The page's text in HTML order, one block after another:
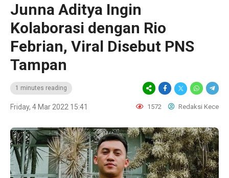
Junna Aditya Ingin
Kolaborasi dengan Rio
Febrian, Viral Disebut PNS
Tampan
1 minutes reading
Friday, 4 Mar 2022 15:41 1572 Redaksi Kece